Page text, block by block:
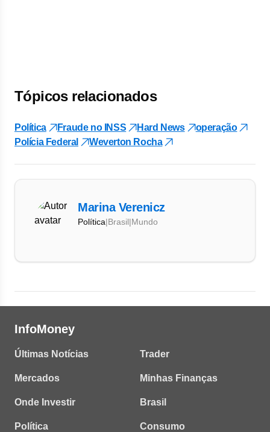
Tópicos relacionados
Política Fraude no INSS Hard News
operação
Polícia Federal
Weverton Rocha
Marina Verenicz
Política|Brasil|Mundo
InfoMoney
Últimas Notícias
Mercados
Onde Investir
Política
Trader
Minhas Finanças
Brasil
Consumo